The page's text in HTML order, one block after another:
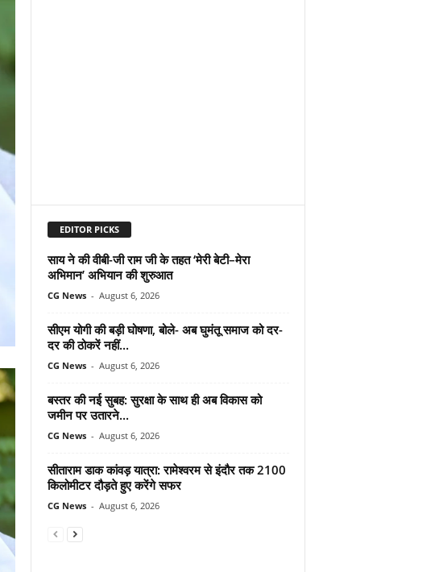
EDITOR PICKS
साय ने की वीबी-जी राम जी के तहत ‘मेरी बेटी–मेरा
अभिमान’ अभियान की शुरुआत
CG News - August 6, 2026
सीएम योगी की बड़ी घोषणा, बोले- अब घुमंतू समाज को दर-
दर की ठोकरें नहीं...
CG News - August 6, 2026
बस्तर की नई सुबह: सुरक्षा के साथ ही अब विकास को
जमीन पर उतारने...
CG News - August 6, 2026
सीताराम डाक कांवड़ यात्रा: रामेश्वरम से इंदौर तक 2100
किलोमीटर दौड़ते हुए करेंगे सफर
CG News - August 6, 2026